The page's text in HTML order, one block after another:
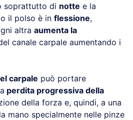
soprattutto di notte e la
il polso è in flessione,
altra aumenta la
canale carpale aumentando i
carpale può portare
perdita progressiva della
della forza e, quindi, a una
mano specialmente nelle pinze